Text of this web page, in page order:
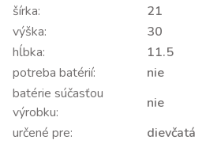
šírka:
21
výška:
30
hĺbka:
11.5
potreba batérií:
nie
batérie súčasťou
výrobku:
nie
určené pre:
dievčatá